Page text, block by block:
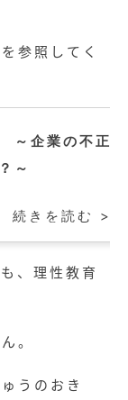
参照してく
～企業の不正
～
続きを読む >
、理性教育
。
うのおき